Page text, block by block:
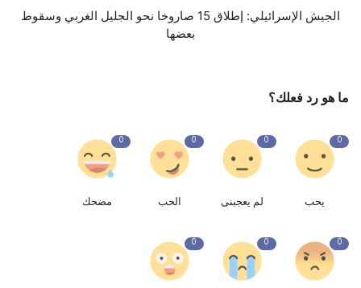
الجيش الإسرائيلي: إطلاق 15 صاروخا نحو الجليل الغربي وسقوط
بعضها
ما هو رد فعلك؟
0
يحب
0
لم يعجبنى
0
الحب
0
مضحك
0
0
0